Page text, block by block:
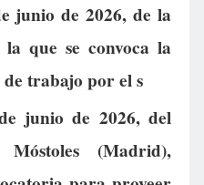
junio de 2026, de la
que se convoca la
trabajo por el s
junio de 2026, del
(Madrid),